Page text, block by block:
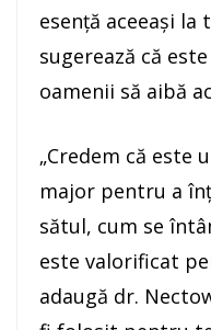
esenţă aceeaşi
sugerează că
oamenii să aibă
„Credem că este
major pentru a
sătul, cum se
este valorificat
adaugă dr.